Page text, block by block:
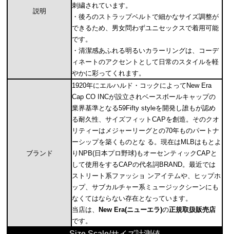
説明
刺繍されています。
・後ろのストラップベルトで細かなサイズ調整が
できるため、男女問わずユニセックスで着用可能
です。
・清潔感あふれる明るいカラーリングは、コーデ
ィネートのアクセントとして日常のスタイルを軽
やかに彩ってくれます。
ブランド
1920年にエルハルド・コックによってNew Era
Cap CO INCが設立されベースボールキャップの
業界基準となる59Fifty styleを開発し誰もが認め
る耐久性、サイズフィットCAPを創造。そのクオ
リティーはメジャーリーグとの70年ものパートナ
ーシップを築くものとな る。現在はMLBはもとよ
りNPB(日本プロ野球)もオーセンティックCAPと
して使用をするCAPの代名詞BRAND。最近では
ストリート系ファッショ ンアイテムや、ヒップホ
ップ、サブカルチャー系ミュージックシーンにも
なくてはならない存在となっています。
当店は、
New Era(ニューエラ)の正規取扱販売店
です。